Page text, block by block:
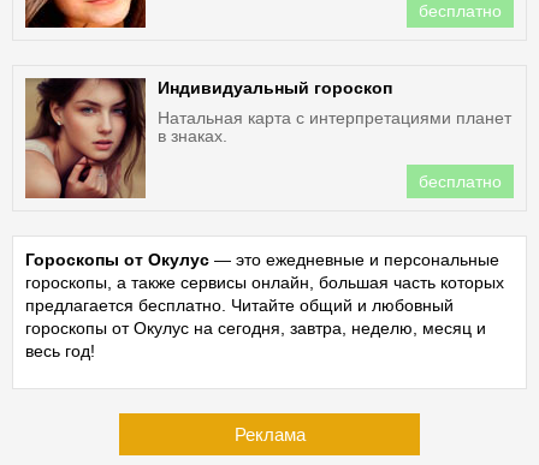
бесплатно
Индивидуальный гороскоп
Натальная карта с интерпретациями планет
в знаках.
бесплатно
Гороскопы от Окулус — это ежедневные и персональные
гороскопы, а также сервисы онлайн, большая часть которых
предлагается бесплатно. Читайте общий и любовный
гороскопы от Окулус на сегодня, завтра, неделю, месяц и
весь год!
Реклама